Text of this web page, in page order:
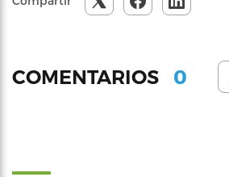
COMENTARIOS 0